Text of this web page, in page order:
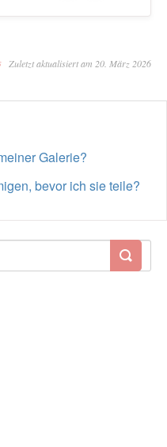
Zuletzt aktualisiert am 20. März 2026
Galerie?
bevor ich sie teile?